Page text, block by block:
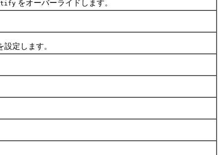
をオーバーライドします。
定します。